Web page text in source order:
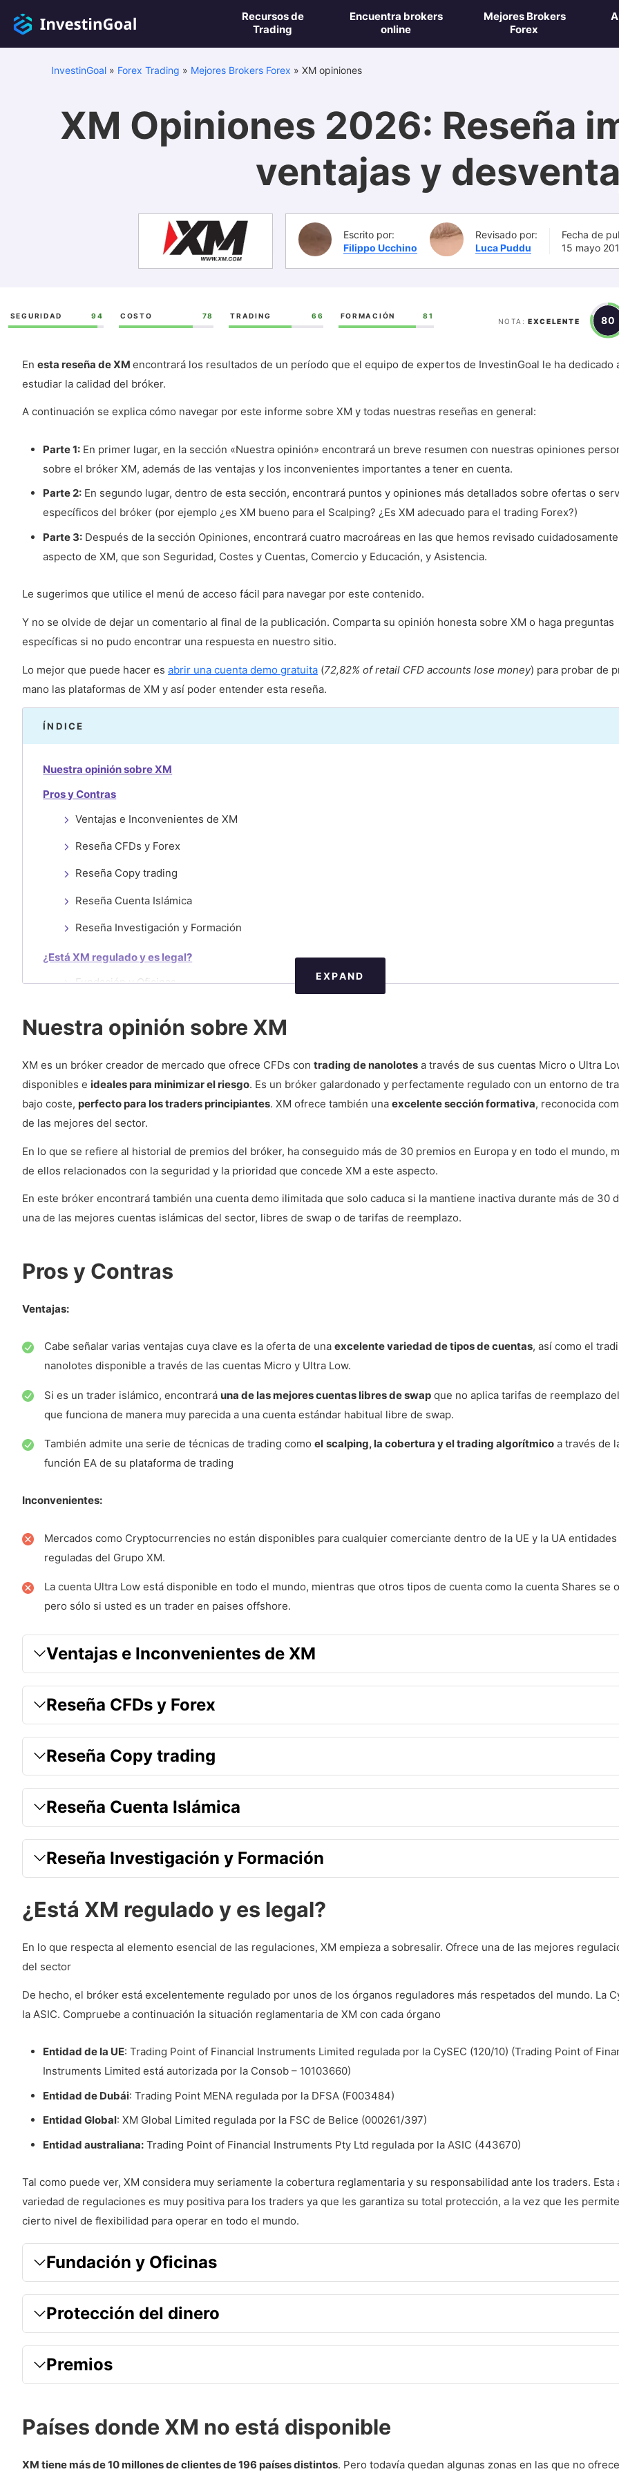
Recursos de
Trading
Encuentra brokers
online
Mejores Brokers
Forex
InvestinGoal» Forex Trading » Mejores Brokers Forex » XM opiniones
XM Opiniones 2026: Reseña
ventajas y
Escrito por:
Filippo Ucchino
Revisado por:
Luca Puddu
Fecha de
15 mayo
SEGURIDAD 94 COSTO 78 TRADING 66 FORMACIÓN 81
NOTA: EXCELENTE 80
En esta reseña de XM encontrará los resultados de un período que el equipo de expertos de InvestinGoal le ha dedicado
estudiar la calidad del bróker.
A continuación se explica cómo navegar por este informe sobre XM y todas nuestras reseñas en general:
Parte 1: En primer lugar, en la sección «Nuestra opinión» encontrará un breve resumen con nuestras opiniones
sobre el bróker XM, además de las ventajas y los inconvenientes importantes a tener en cuenta.
Parte 2: En segundo lugar, dentro de esta sección, encontrará puntos y opiniones más detallados sobre ofertas o
específicos del bróker (por ejemplo ¿es XM bueno para el Scalping? ¿Es XM adecuado para el trading Forex?)
Parte 3: Después de la sección Opiniones, encontrará cuatro macroáreas en las que hemos revisado
aspecto de XM, que son Seguridad, Costes y Cuentas, Comercio y Educación, y Asistencia.
Le sugerimos que utilice el menú de acceso fácil para navegar por este contenido.
Y no se olvide de dejar un comentario al final de la publicación. Comparta su opinión honesta sobre XM o haga preguntas
específicas si no pudo encontrar una respuesta en nuestro sitio.
Lo mejor que puede hacer es abrir una cuenta demo gratuita (72,82% of retail CFD accounts lose money) para probar de
mano las plataformas de XM y así poder entender esta reseña.
ÍNDICE
Nuestra opinión sobre XM
Pros y Contras
Ventajas e Inconvenientes de XM
Reseña CFDs y Forex
Reseña Copy trading
Reseña Cuenta Islámica
Reseña Investigación y Formación
¿Está XM regulado y es legal?
Fundación y Oficinas
Premios
Países donde XM no está disponible
Pros
Contras
Tipos de cuentas
Demo
Cuenta Standard
Cuenta Micro
Cuenta Shares
Moneda Base de la Cuenta
Depósito mínimo de XM
Modalidades de depósito
Tarifas por depósito
Retiradas de fondos
Tarifas por retirada de fondos
Comisiones no relacionada con el Trading
Tarifas por inactividad
Pros
Contras
Mercados
Forex
Materias primas
Acciones
Ejecución, apalancamiento y dimensionamiento de la posición
Ejecuciones
Gestión de riesgos
Plataforma MetaTrader (Escritorio)
XM App (Móvil)
Bono de no depósito de 50 $
XM Competition
Trading Social – Copy Trading
Servicio de atención al cliente
Servicio de Atención al Cliente
Investigación y formación
EXPAND
Nuestra opinión sobre XM
XM es un bróker creador de mercado que ofrece CFDs con trading de nanolotes a través de sus cuentas Micro o Ultra
disponibles e ideales para minimizar el riesgo. Es un bróker galardonado y perfectamente regulado con un entorno de
bajo coste, perfecto para los traders principiantes. XM ofrece también una excelente sección formativa, reconocida
de las mejores del sector.
En lo que se refiere al historial de premios del bróker, ha conseguido más de 30 premios en Europa y en todo el mundo,
de ellos relacionados con la seguridad y la prioridad que concede XM a este aspecto.
En este bróker encontrará también una cuenta demo ilimitada que solo caduca si la mantiene inactiva durante más de 30
una de las mejores cuentas islámicas del sector, libres de swap o de tarifas de reemplazo.
Pros y Contras
Ventajas:
Cabe señalar varias ventajas cuya clave es la oferta de unaexcelente variedad de tipos de cuentas, así como el
nanolotes disponible a través de las cuentas Micro y Ultra Low.
Si es un trader islámico, encontrará una de las mejores cuentas libres de swap que no aplica tarifas de reemplazo
que funciona de manera muy parecida a una cuenta estándar habitual libre de swap.
También admite una serie de técnicas de trading comoel scalping, la cobertura y el trading algorítmico a través de
función EA de su plataforma de trading
Inconvenientes:
Mercados como Cryptocurrencies no están disponibles para cualquier comerciante dentro de la UE y la UA entidades
reguladas del Grupo XM.
La cuenta Ultra Low está disponible en todo el mundo, mientras que otros tipos de cuenta como la cuenta Shares se
pero sólo si usted es un trader en paises offshore.
Ventajas e Inconvenientes de XM
Reseña CFDs y Forex
Reseña Copy trading
Reseña Cuenta Islámica
Reseña Investigación y Formación
¿Está XM regulado y es legal?
En lo que respecta al elemento esencial de las regulaciones, XM empieza a sobresalir. Ofrece una de las mejores
del sector
De hecho, el bróker está excelentemente regulado por unos de los órganos reguladores más respetados del mundo. La
la ASIC. Compruebe a continuación la situación reglamentaria de XM con cada órgano
Entidad de la UE: Trading Point of Financial Instruments Limited regulada por la CySEC (120/10) (Trading Point of
Instruments Limited está autorizada por la Consob – 10103660)
Entidad de Dubái: Trading Point MENA regulada por la DFSA (F003484)
Entidad Global: XM Global Limited regulada por la FSC de Belice (000261/397)
Entidad australiana: Trading Point of Financial Instruments Pty Ltd regulada por la ASIC (443670)
Tal como puede ver, XM considera muy seriamente la cobertura reglamentaria y su responsabilidad ante los traders. Esta
variedad de regulaciones es muy positiva para los traders ya que les garantiza su total protección, a la vez que les
cierto nivel de flexibilidad para operar en todo el mundo.
Fundación y Oficinas
Protección del dinero
Premios
Países donde XM no está disponible
XM tiene más de 10 millones de clientes de 196 países distintos. Pero todavía quedan algunas zonas en las que no ofrece